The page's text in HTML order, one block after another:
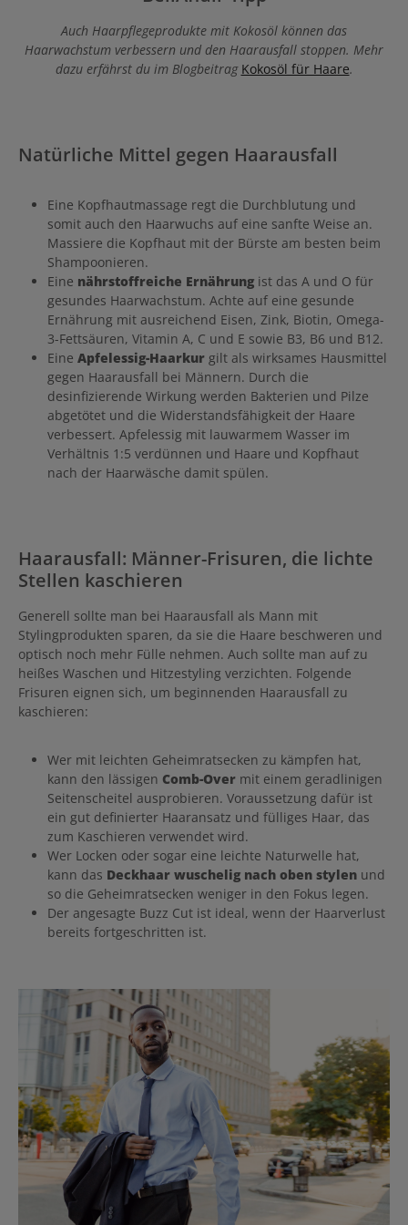
Männern auf das nasse Haar auftragen, emulgieren und sanft
einmassieren. Gründlich ausspülen.
Auch Haarpflegeprodukte mit Kokosöl können das
Haarwachstum verbessern und den Haarausfall stoppen. Mehr
dazu erfährst du im Blogbeitrag Kokosöl für Haare.
Natürliche Mittel gegen Haarausfall
Eine Kopfhautmassage regt die Durchblutung und
somit auch den Haarwuchs auf eine sanfte Weise an.
Massiere die Kopfhaut mit der Bürste am besten beim
Shampoonieren.
Eine nährstoffreiche Ernährung ist das A und O für
gesundes Haarwachstum. Achte auf eine gesunde
Ernährung mit ausreichend Eisen, Zink, Biotin, Omega-
3-Fettsäuren, Vitamin A, C und E sowie B3, B6 und B12.
Eine Apfelessig-Haarkur gilt als wirksames Hausmittel
gegen Haarausfall bei Männern. Durch die
desinfizierende Wirkung werden Bakterien und Pilze
abgetötet und die Widerstandsfähigkeit der Haare
verbessert. Apfelessig mit lauwarmem Wasser im
Verhältnis 1:5 verdünnen und Haare und Kopfhaut
nach der Haarwäsche damit spülen.
Haarausfall: Männer-Frisuren, die lichte
Stellen kaschieren
Generell sollte man bei Haarausfall als Mann mit
Stylingprodukten sparen, da sie die Haare beschweren und
optisch noch mehr Fülle nehmen. Auch sollte man auf zu
heißes Waschen und Hitzestyling verzichten. Folgende
Frisuren eignen sich, um beginnenden Haarausfall zu
kaschieren:
Wer mit leichten Geheimratsecken zu kämpfen hat,
kann den lässigen Comb-Over mit einem geradlinigen
Seitenscheitel ausprobieren. Voraussetzung dafür ist
ein gut definierter Haaransatz und fülliges Haar, das
zum Kaschieren verwendet wird.
Wer Locken oder sogar eine leichte Naturwelle hat,
kann das Deckhaar wuschelig nach oben stylen und
so die Geheimratsecken weniger in den Fokus legen.
Der angesagte Buzz Cut ist ideal, wenn der Haarverlust
bereits fortgeschritten ist.